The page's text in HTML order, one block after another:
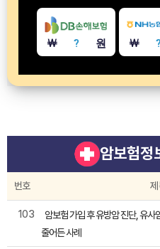
￦? 원 ￦ ?
암보험
번호
103
암보험 가입 후 유방암 진단, 유사
줄어든 사례